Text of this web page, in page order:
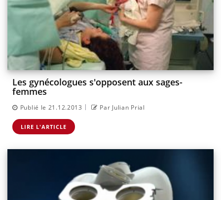
Les gynécologues s'opposent aux sages-
femmes
Publié le 21.12.2013 | Par Julian Prial
LIRE L'ARTICLE